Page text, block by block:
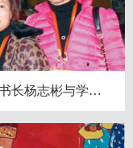
中国民办教育学会学前教育委员会秘书长杨志彬与学校领导